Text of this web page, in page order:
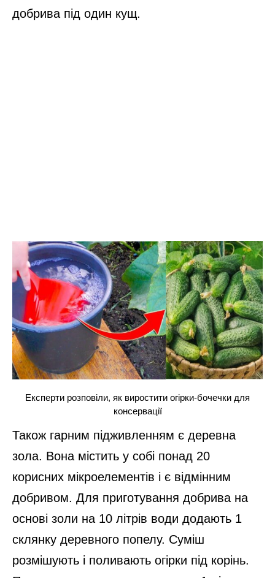
добрива під один кущ.
Експерти розповіли, як виростити огірки-бочечки для
консервації
Також гарним підживленням є деревна
зола. Вона містить у собі понад 20
корисних мікроелементів і є відмінним
добривом. Для приготування добрива на
основі золи на 10 літрів води додають 1
склянку деревного попелу. Суміш
розмішують і поливають огірки під корінь.